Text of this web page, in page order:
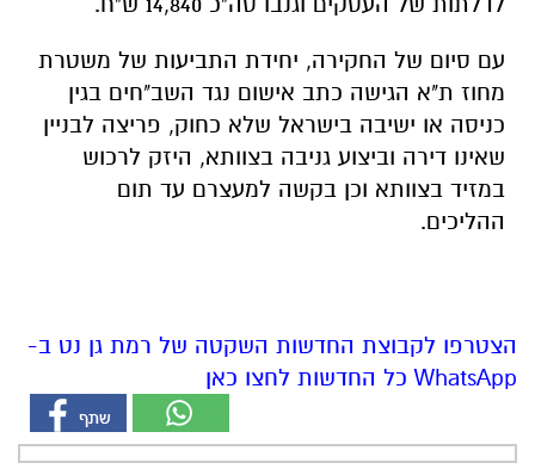
עם סיום של החקירה, יחידת התביעות של משטרת
מחוז ת"א הגישה כתב אישום נגד השב"חים בגין
כניסה או ישיבה בישראל שלא כחוק, פריצה לבניין
שאינו דירה וביצוע גניבה בצוותא, היזק לרכוש
במזיד בצוותא וכן בקשה למעצרם עד תום
ההליכים.
הצטרפו לקבוצת החדשות השקטה של רמת גן נט ב-
WhatsApp כל החדשות לחצו כאן